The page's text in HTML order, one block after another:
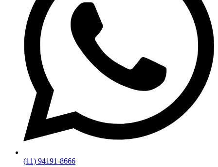
(11) 94191-8666